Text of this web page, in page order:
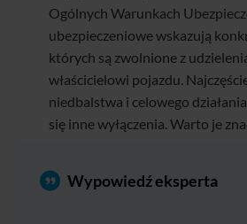
Ogólnych Warunkach
ubezpieczeniowe wskazują
których są zwolnione z
właścicielowi pojazdu.
niedbalstwa i celowego
się inne wyłączenia. Warto je
Wypowiedź eksperta